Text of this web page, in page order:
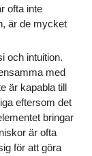
ofta inte
är de mycket
och intuition.
med
är kapabla till
eftersom det
bringar
är ofta
för att göra